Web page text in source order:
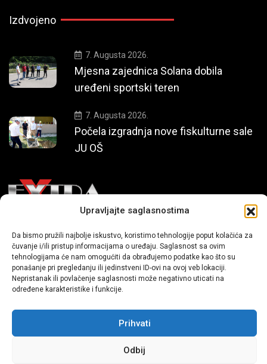
Upravljajte saglasnostima
Da bismo pružili najbolje iskustvo, koristimo tehnologije poput kolačića za
čuvanje i/ili pristup informacijama o uređaju. Saglasnost sa ovim
tehnologijama će nam omogućiti da obrađujemo podatke kao što su
ponašanje pri pregledanju ili jedinstveni ID-ovi na ovoj veb lokaciji.
Nepristanak ili povlačenje saglasnosti može negativno uticati na
određene karakteristike i funkcije.
Prihvati
Odbij
Izdvojeno
7. Augusta 2026.
Mjesna zajednica Solana dobila
uređeni sportski teren
7. Augusta 2026.
Počela izgradnja nove fiskulturne sale
JU OŠ
Mi smo moderni portal zabavnog karaktera koji donosi vijesti i
priče iz života, svijeta showbiza, lifestyle-a i popularne kulture.
Sva prava zadržana | extra.ba by profm.ba